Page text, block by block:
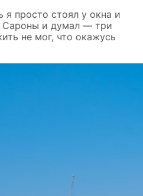
я просто стоял у окна и
Сароны и думал — три
не мог, что окажусь